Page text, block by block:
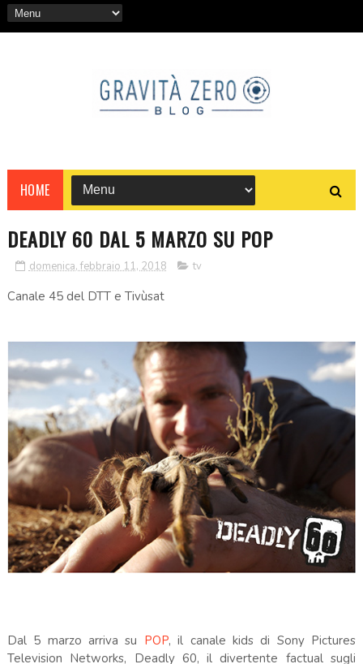
HOME
DEADLY 60 DAL 5 MARZO SU POP
domenica, febbraio 11, 2018 tv
Canale 45 del DTT e Tivùsat
Dal 5 marzo arriva su POP, il canale kids di Sony Pictures
Television Networks, Deadly 60, il divertente factual sugli